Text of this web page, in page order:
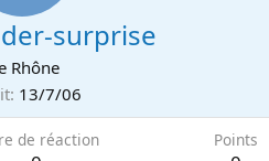
surprise
Rhône
13/7/06
de réaction Points